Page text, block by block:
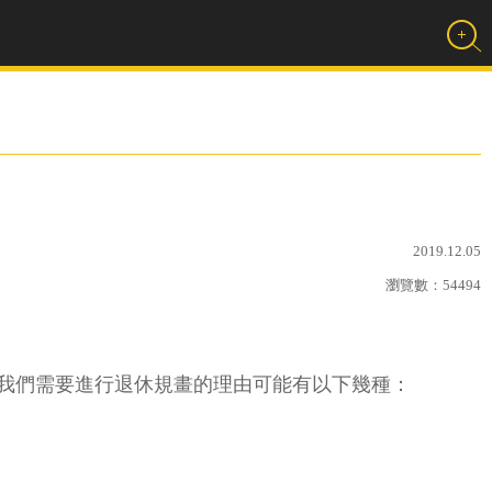
2019.12.05
瀏覽數： 54494
需要進行退休規畫的理由可能有以下幾種：